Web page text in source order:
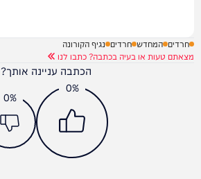
חרדים המחדש חרדים נגיף הקורונה
מצאתם טעות או בעיה בכתבה? כתבו לנו
הכתבה עניינה אותך?
0%
0%